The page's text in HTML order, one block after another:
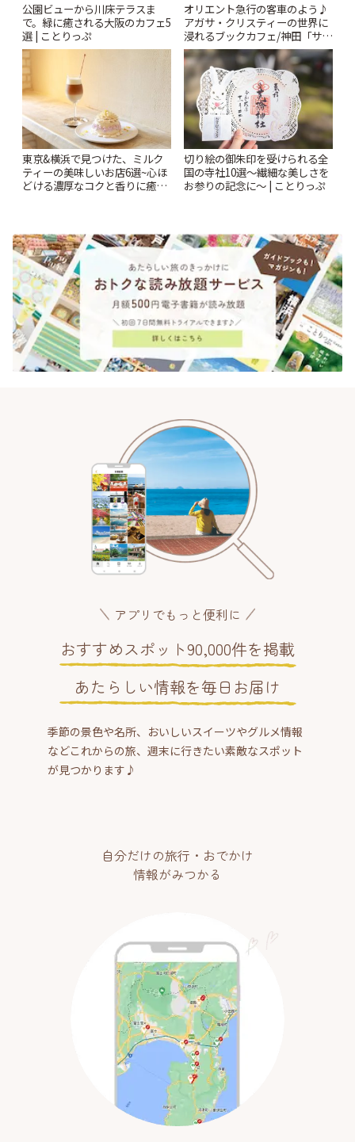
公園ビューから川床テラスま
で。緑に癒される大阪のカフェ5
選 | ことりっぷ
オリエント急行の客車のよう♪
アガサ・クリスティーの世界に
浸れるブックカフェ/神田「サロ
ンクリスティ」 | ことりっぷ
東京&横浜で見つけた、ミルク
ティーの美味しいお店6選~心ほ
どける濃厚なコクと香りに癒や
切り絵の御朱印を受けられる全
国の寺社10選〜繊細な美しさを
お参りの記念に〜 | ことりっぷ
アプリでもっと便利に
おすすめスポット90,000件を掲載
あたらしい情報を毎日お届け
季節の景色や名所、おいしいスイーツやグルメ情報
などこれからの旅、週末に行きたい素敵なスポット
が見つかります♪
自分だけの旅行・おでかけ
情報がみつかる